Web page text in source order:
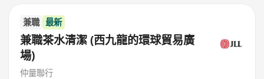
兼職 最新
兼職茶水清潔 (西九龍的環球貿易廣
場)
仲量聯行